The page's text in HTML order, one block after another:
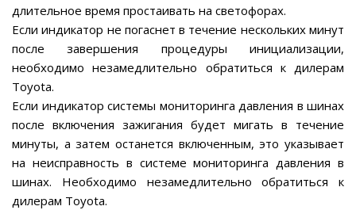
длительное время простаивать на светофорах.
Если индикатор не погаснет в течение нескольких минут
после завершения процедуры инициализации,
необходимо незамедлительно обратиться к дилерам
Toyota.
Если индикатор системы мониторинга давления в шинах
после включения зажигания будет мигать в течение
минуты, а затем останется включенным, это указывает
на неисправность в системе мониторинга давления в
шинах. Необходимо незамедлительно обратиться к
дилерам Toyota.